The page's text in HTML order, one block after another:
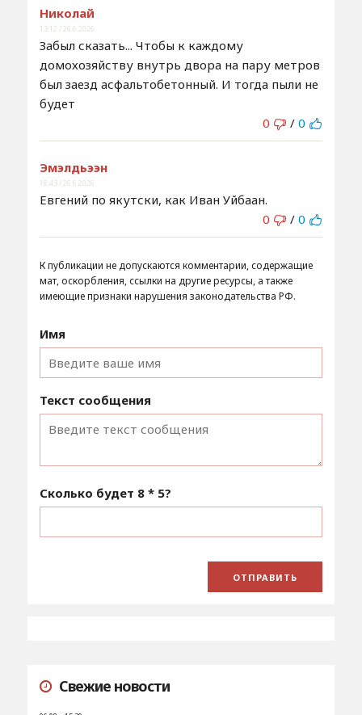
Николай
13:12 / 26.6.2026
Забыл сказать... Чтобы к каждому
домохозяйству внутрь двора на пару метров
был заезд асфальтобетонный. И тогда пыли не
будет
0
/ 0
Эмэлдьээн
18:43 / 26.6.2026
Евгений по якутски, как Иван Уйбаан.
0
/ 0
К публикации не допускаются комментарии, содержащие
мат, оскорбления, ссылки на другие ресурсы, а также
имеющие признаки нарушения законодательства РФ.
Имя
Текст сообщения
Сколько будет 8 * 5?
Свежие новости